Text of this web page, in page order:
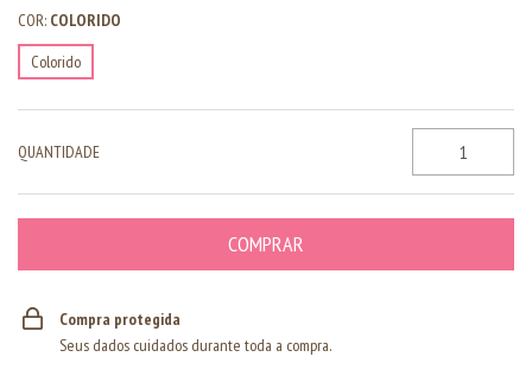
COR: COLORIDO
Colorido
QUANTIDADE
Compra protegida
Seus dados cuidados durante toda a compra.